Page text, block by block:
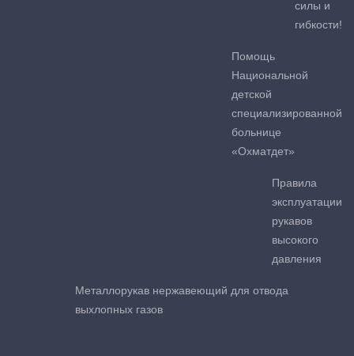
силы и
гибкости!
Помощь
Национальной
детской
специализированной
больнице
«Охматдет»
Правила
эксплуатации
рукавов
высокого
давления
Металлорукав нержавеющий для отвода
выхлопных газов